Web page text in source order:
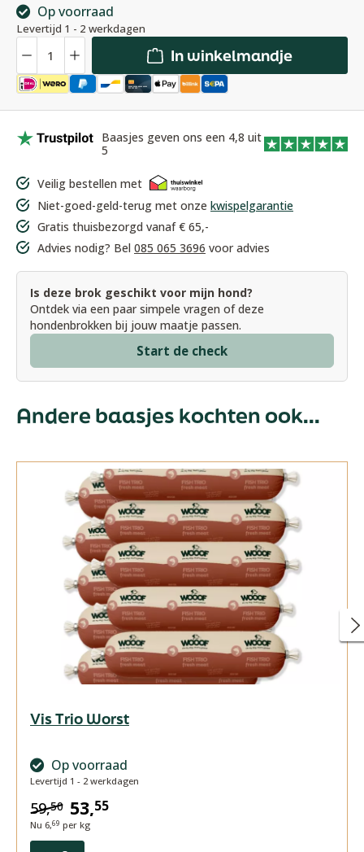
Op voorraad
Levertijd 1 - 2 werkdagen
In winkelmandje
Baasjes geven ons een 4,8 uit
5
Veilig bestellen met
Niet-goed-geld-terug met onze kwispelgarantie
Gratis thuisbezorgd vanaf € 65,-
Advies nodig? Bel 085 065 3696 voor advies
Is deze brok geschikt voor mijn hond?
Ontdek via een paar simpele vragen of deze
hondenbrokken bij jouw maatje passen.
Start de check
Andere baasjes kochten ook...
Vis Trio Worst
Op voorraad
Levertijd 1 - 2 werkdagen
53,55
59,50
Nu 6,69 per kg